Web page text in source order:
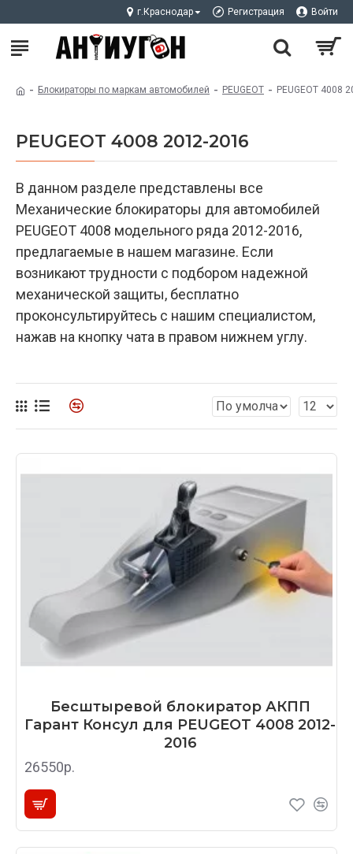
г.Краснодар Регистрация Войти
Блокираторы по маркам автомобилей PEUGEOT PEUGEOT 4008
PEUGEOT 4008 2012-2016
В данном разделе представлены все
Механические блокираторы для автомобилей
PEUGEOT 4008 модельного ряда 2012-2016,
предлагаемые в нашем магазине. Если
возникают трудности с подбором надежной
механической защиты, бесплатно
проконсультируйтесь с нашим специалистом,
нажав на кнопку чата в правом нижнем углу.
Бесштыревой блокиратор АКПП
Гарант Консул для PEUGEOT 4008 2012-
2016
26550р.